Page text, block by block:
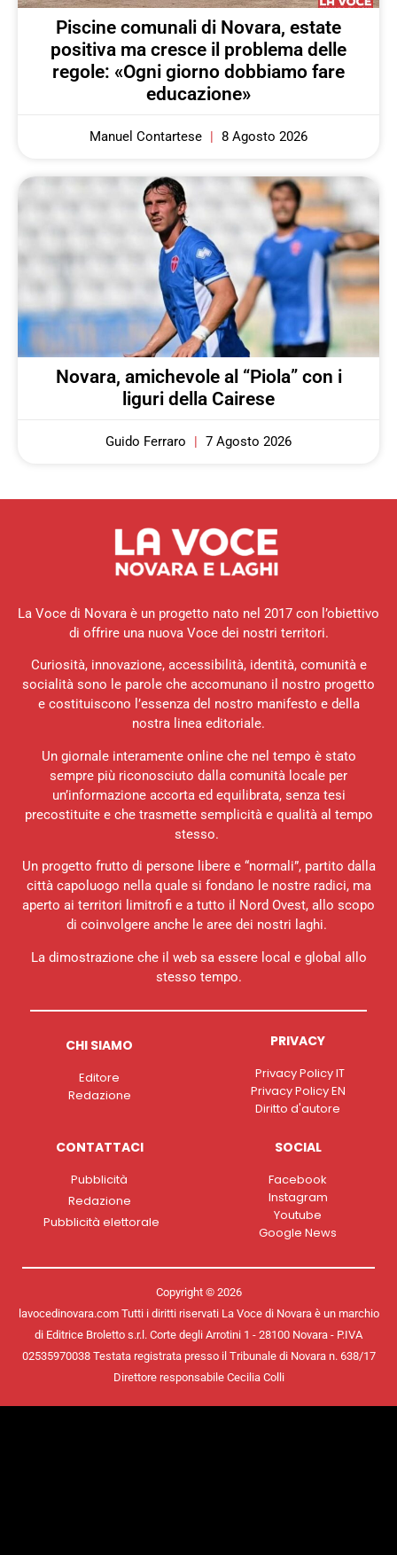
Piscine comunali di Novara, estate
positiva ma cresce il problema delle
regole: «Ogni giorno dobbiamo fare
educazione»
Manuel Contartese 8 Agosto 2026
Novara, amichevole al “Piola” con i
liguri della Cairese
Guido Ferraro 7 Agosto 2026
La Voce di Novara è un progetto nato nel 2017 con l’obiettivo
di offrire una nuova Voce dei nostri territori.
Curiosità, innovazione, accessibilità, identità, comunità e
socialità sono le parole che accomunano il nostro progetto
e costituiscono l’essenza del nostro manifesto e della
nostra linea editoriale.
Un giornale interamente online che nel tempo è stato
sempre più riconosciuto dalla comunità locale per
un’informazione accorta ed equilibrata, senza tesi
precostituite e che trasmette semplicità e qualità al tempo
stesso.
Un progetto frutto di persone libere e “normali”, partito dalla
città capoluogo nella quale si fondano le nostre radici, ma
aperto ai territori limitrofi e a tutto il Nord Ovest, allo scopo
di coinvolgere anche le aree dei nostri laghi.
La dimostrazione che il web sa essere local e global allo
stesso tempo.
CHI SIAMO
Editore
Redazione
PRIVACY
Privacy Policy IT
Privacy Policy EN
Diritto d'autore
CONTATTACI
Pubblicità
Redazione
Pubblicità elettorale
SOCIAL
Facebook
Instagram
Youtube
Google News
Copyright © 2026
lavocedinovara.com Tutti i diritti riservati La Voce di Novara è un marchio
di Editrice Broletto s.r.l. Corte degli Arrotini 1 - 28100 Novara - P.IVA
02535970038 Testata registrata presso il Tribunale di Novara n. 638/17
Direttore responsabile Cecilia Colli